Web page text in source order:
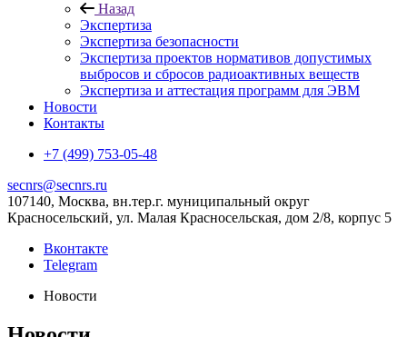
Назад
Экспертиза
Экспертиза безопасности
Экспертиза проектов нормативов допустимых
выбросов и сбросов радиоактивных веществ
Экспертиза и аттестация программ для ЭВМ
Новости
Контакты
+7 (499) 753-05-48
secnrs@secnrs.ru
107140, Москва, вн.тер.г. муниципальный округ
Красносельский, ул. Малая Красносельская, дом 2/8, корпус 5
Вконтакте
Telegram
Новости